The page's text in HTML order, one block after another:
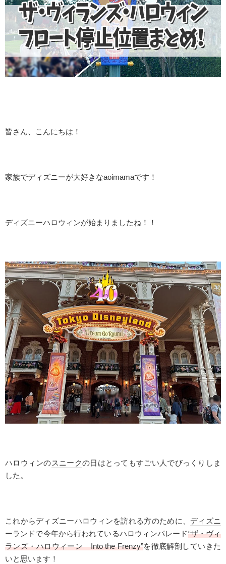
皆さん、こんにちは！
家族でディズニーが大好きなaoimamaです！
ディズニーハロウィンが始まりましたね！！
ハロウィンのスニークの日はとってもすごい人でびっくりしま
した。
これからディズニーハロウィンを訪れる方のために、 ディズニ
ーランドで今年から行われているハロウィンパレード“ザ・ヴィ
ランズ・ハロウィーン Into the Frenzy”を徹底解剖していきた
いと思います！